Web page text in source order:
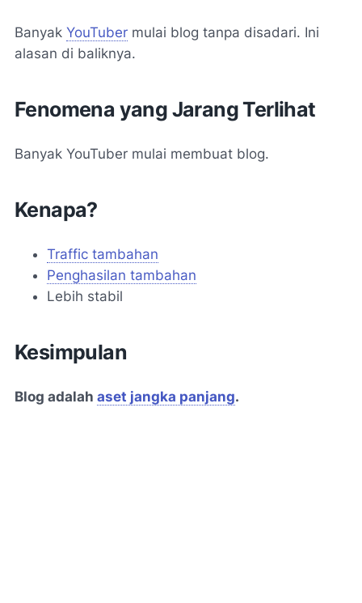
Banyak YouTuber mulai blog tanpa disadari. Ini
alasan di baliknya.
Fenomena yang Jarang Terlihat
Banyak YouTuber mulai membuat blog.
Kenapa?
Traffic tambahan
Penghasilan tambahan
Lebih stabil
Kesimpulan
Blog adalah aset jangka panjang.